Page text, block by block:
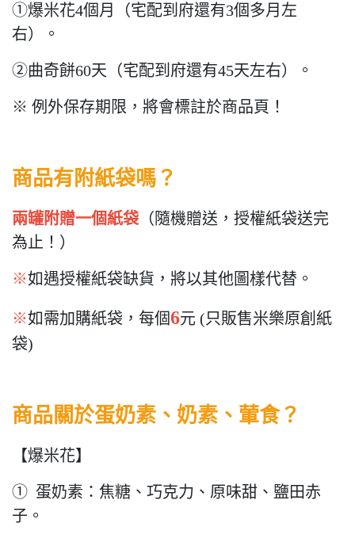
①爆米花4個月（宅配到府還有3個多月左
右）。
②曲奇餅60天（宅配到府還有45天左右）。
※ 例外保存期限，將會標註於商品頁！
商品有附紙袋嗎？
兩罐附贈一個紙袋 （隨機贈送，授權紙袋送完
為止！）
※如遇授權紙袋缺貨，將以其他圖樣代替。
※如需加購紙袋，每個6元 (只販售米樂原創紙
袋)
商品關於蛋奶素、奶素、葷食？
【爆米花】
① 蛋奶素：焦糖、巧克力、原味甜、鹽田赤
子。